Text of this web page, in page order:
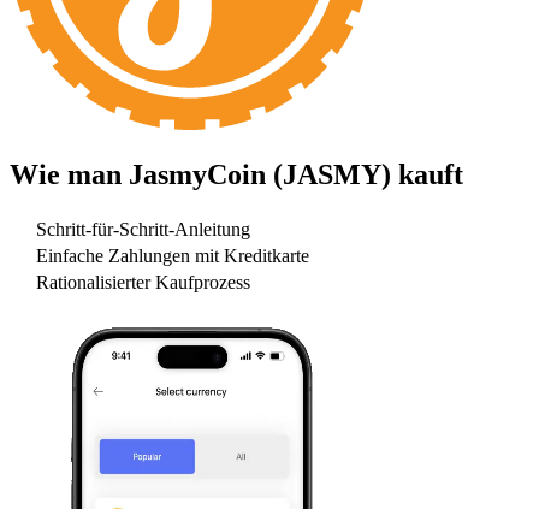
Wie man JasmyCoin (JASMY) kauft
Schritt-für-Schritt-Anleitung
Einfache Zahlungen mit Kreditkarte
Rationalisierter Kaufprozess